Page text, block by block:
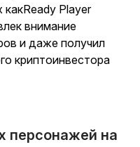
какReady Player
внимание
и даже получил
криптоинвестора
персонажей на